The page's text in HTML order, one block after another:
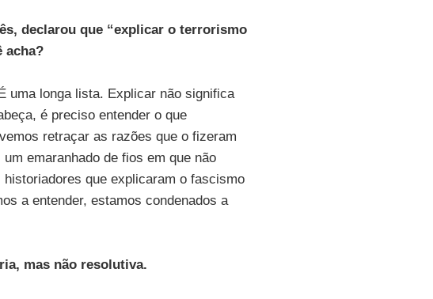
declarou que “explicar o terrorismo
acha?
uma longa lista. Explicar não significa
é preciso entender o que
retraçar as razões que o fizeram
emaranhado de fios em que não
historiadores que explicaram o fascismo
a entender, estamos condenados a
mas não resolutiva.